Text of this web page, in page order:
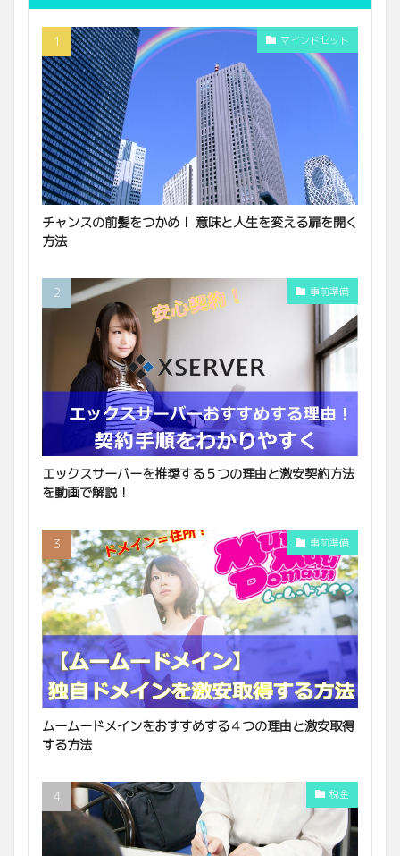
マインドセット
チャンスの前髪をつかめ！ 意味と人生を変える扉を開く
方法
事前準備
エックスサーバーを推奨する５つの理由と激安契約方法
を動画で解説！
事前準備
ムームードメインをおすすめする４つの理由と激安取得
する方法
税金